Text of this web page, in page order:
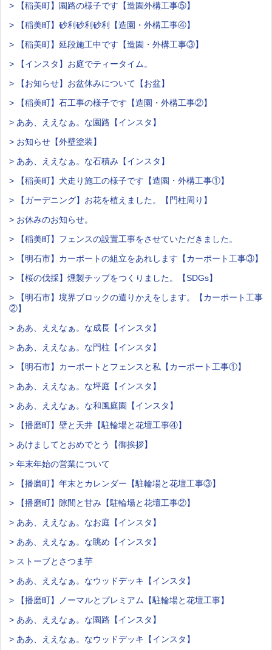
> 【稲美町】園路の様子です【造園外構工事⑤】
> 【稲美町】砂利砂利砂利【造園・外構工事④】
> 【稲美町】延段施工中です【造園・外構工事③】
> 【インスタ】お庭でティータイム。
> 【お知らせ】お盆休みについて【お盆】
> 【稲美町】石工事の様子です【造園・外構工事②】
> ああ、ええなぁ。な園路【インスタ】
> お知らせ【外壁塗装】
> ああ、ええなぁ。な石積み【インスタ】
> 【稲美町】犬走り施工の様子です【造園・外構工事①】
> 【ガーデニング】お花を植えました。【門柱周り】
> お休みのお知らせ。
> 【稲美町】フェンスの設置工事をさせていただきました。
> 【明石市】カーポートの組立をあれします【カーポート工事③】
> 【桜の伐採】燻製チップをつくりました。【SDGs】
> 【明石市】境界ブロックの遣りかえをします。【カーポート工事
②】
> ああ、ええなぁ。な成長【インスタ】
> ああ、ええなぁ。な門柱【インスタ】
> 【明石市】カーポートとフェンスと私【カーポート工事①】
> ああ、ええなぁ。な坪庭【インスタ】
> ああ、ええなぁ。な和風庭園【インスタ】
> 【播磨町】壁と天井【駐輪場と花壇工事④】
> あけましてとおめでとう【御挨拶】
> 年末年始の営業について
> 【播磨町】年末とカレンダー【駐輪場と花壇工事③】
> 【播磨町】隙間と甘み【駐輪場と花壇工事②】
> ああ、ええなぁ。なお庭【インスタ】
> ああ、ええなぁ。な眺め【インスタ】
> ストーブとさつま芋
> ああ、ええなぁ。なウッドデッキ【インスタ】
> 【播磨町】ノーマルとプレミアム【駐輪場と花壇工事】
> ああ、ええなぁ。な園路【インスタ】
> ああ、ええなぁ。なウッドデッキ【インスタ】